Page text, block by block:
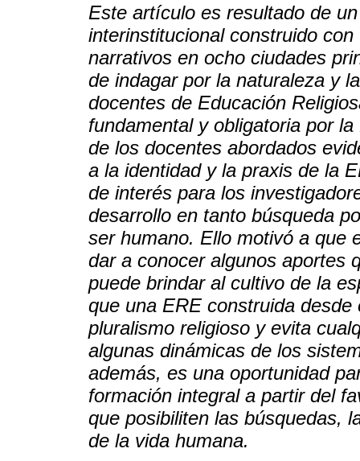
Este artículo es resultado de
interinstitucional construido
narrativos en ocho ciudades
de indagar por la naturaleza y
docentes de Educación
fundamental y obligatoria por
de los docentes abordados
a la identidad y la praxis de la
de interés para los
desarrollo en tanto búsqueda
ser humano. Ello motivó a que
dar a conocer algunos aportes
puede brindar al cultivo de la
que una ERE construida
pluralismo religioso y evita
algunas dinámicas de los
además, es una oportunidad
formación integral a partir del
que posibiliten las búsquedas,
de la vida humana.